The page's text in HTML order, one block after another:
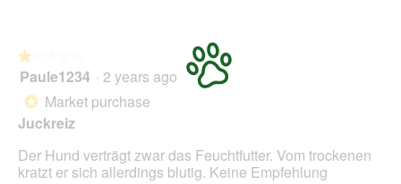
★★★★★
★★★★★
1
of
5
Paule1234 · 2 years ago
* Market purchase
Juckreiz
Der Hund verträgt zwar das Feuchtfutter. Vom trockenen
kratzt er sich allerdings blutig. Keine Empfehlung